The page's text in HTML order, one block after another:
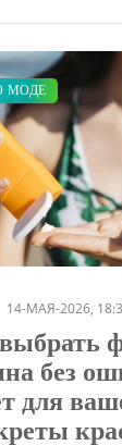
МОДЕ
14-МАЯ-2026,
без
для